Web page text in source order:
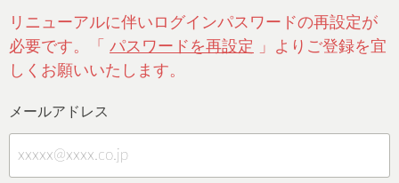
リニューアルに伴いログインパスワードの再設定が
必要です。「 パスワードを再設定
」よりご登録を宜
しくお願いいたします。
メールアドレス